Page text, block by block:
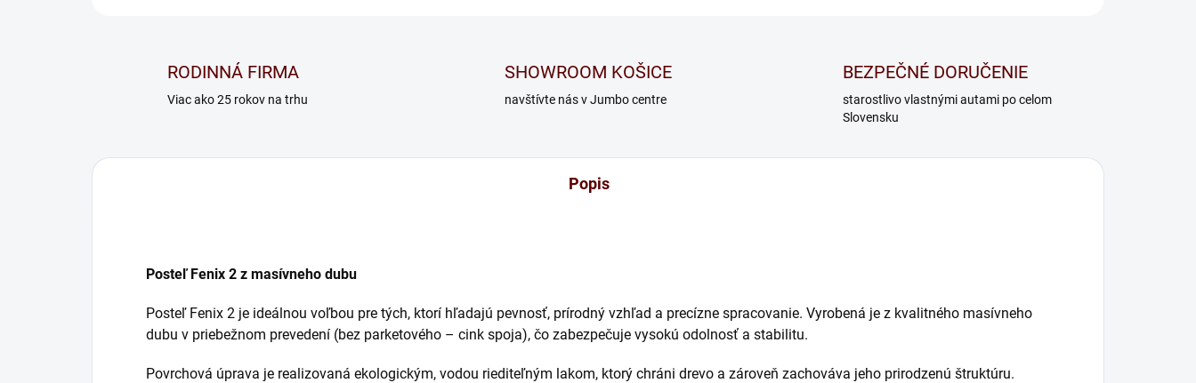
RODINNÁ FIRMA
Viac ako 25 rokov na trhu
SHOWROOM KOŠICE
navštívte nás v Jumbo centre
BEZPEČNÉ DORUČENIE
starostlivo vlastnými autami po celom
Slovensku
Popis
Posteľ Fenix 2 z masívneho dubu
Posteľ Fenix 2 je ideálnou voľbou pre tých, ktorí hľadajú pevnosť, prírodný vzhľad a precízne spracovanie. Vyrobená je z kvalitného masívneho
dubu v priebežnom prevedení (bez parketového – cink spoja), čo zabezpečuje vysokú odolnosť a stabilitu.
Povrchová úprava je realizovaná ekologickým, vodou riediteľným lakom, ktorý chráni drevo a zároveň zachováva jeho prirodzenú štruktúru.